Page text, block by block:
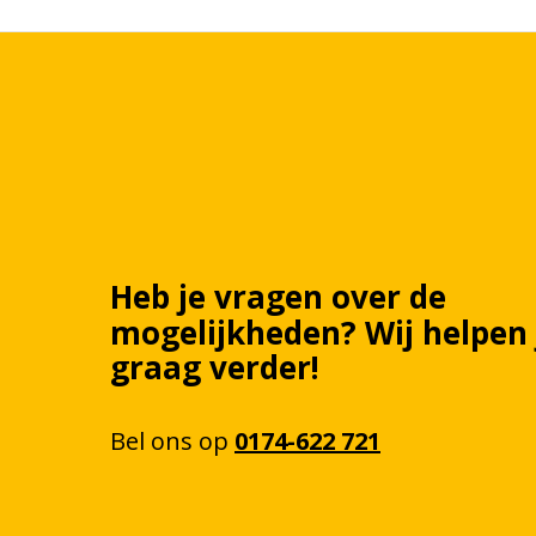
Heb je vragen over de
mogelijkheden? Wij helpen
graag verder!
Bel ons op 0174-622 721